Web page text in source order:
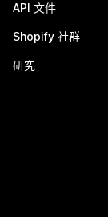
API 文件
Shopify 社群
研究